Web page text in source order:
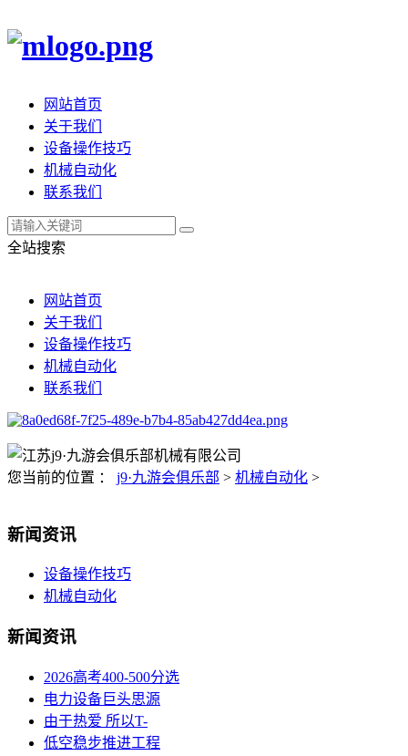
网站首页
关于我们
设备操作技巧
机械自动化
联系我们
全站搜索
网站首页
关于我们
设备操作技巧
机械自动化
联系我们
您当前的位置 ： j9·九游会俱乐部 > 机械自动化 >
新闻资讯
设备操作技巧
机械自动化
新闻资讯
2026高考400-500分选
电力设备巨头思源
由于热爱 所以T-
低空稳步推进工程